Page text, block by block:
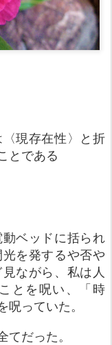
現存在性〉と折
とである
ベッドに括られ
を発するや否や
ながら、私は人
とを呪い、「時
呪っていた。
てだった。